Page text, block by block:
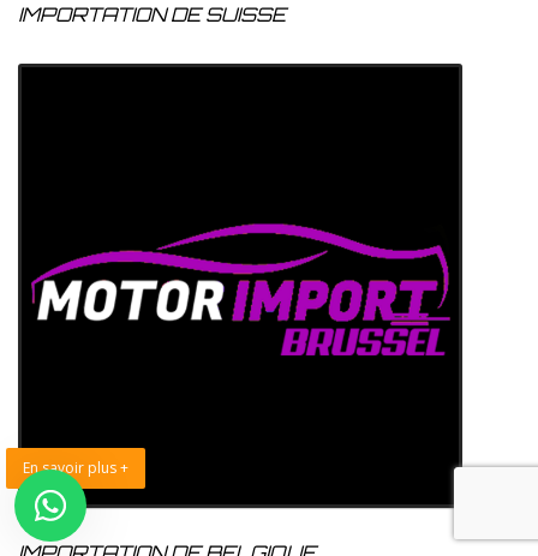
IMPORTATION DE SUISSE
En savoir plus +